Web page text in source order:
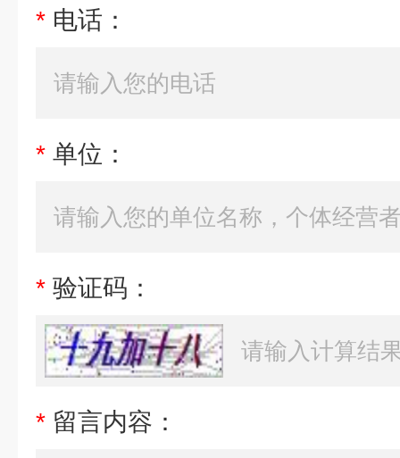
* 电话：
* 单位：
* 验证码：
* 留言内容：